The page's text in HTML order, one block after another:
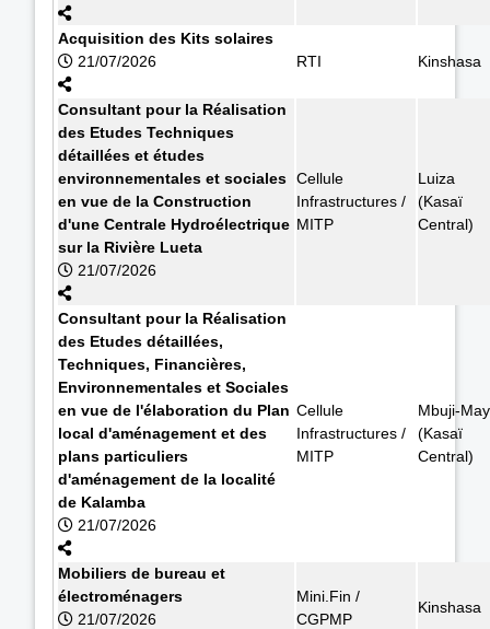
Acquisition des Kits solaires
21/07/2026
RTI Kinshasa
Consultant pour la Réalisation
des Etudes Techniques
détaillées et études
environnementales et sociales
en vue de la Construction
d'une Centrale Hydroélectrique
sur la Rivière Lueta
21/07/2026
Cellule
Infrastructures /
MITP
Luiza
(Kasaï
Central)
Consultant pour la Réalisation
des Etudes détaillées,
Techniques, Financières,
Environnementales et Sociales
en vue de l'élaboration du Plan
local d'aménagement et des
plans particuliers
d'aménagement de la localité
de Kalamba
21/07/2026
Cellule
Infrastructures /
MITP
Mbuji-
(Kasaï
Central)
Mobiliers de bureau et
électroménagers
21/07/2026
Mini.Fin /
CGPMP
Kinshasa